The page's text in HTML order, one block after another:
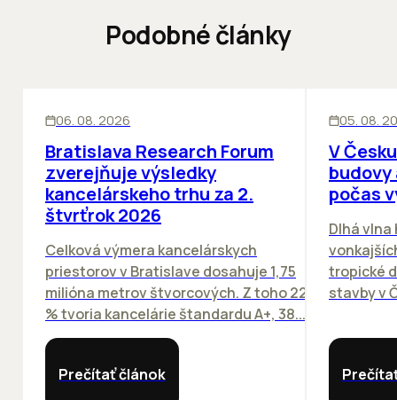
Podobné články
06. 08. 2026
Bratislava Research Forum
zverejňuje výsledky
kancelárskeho trhu za 2.
štvrťrok 2026
Celková výmera kancelárskych
priestorov v Bratislave dosahuje 1,75
milióna metrov štvorcových. Z toho 22
% tvoria kancelárie štandardu A+, 38...
Prečítať článok
05. 08.
V
počas
Dlhá
tropické
stavby v